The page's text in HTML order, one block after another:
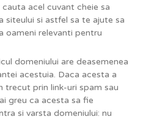
acel cuvant cheie sa
siteului si astfel sa te ajute sa
oameni relevanti pentru
domeniului are deasemenea
acestuia. Daca acesta a
trecut prin link-uri spam sau
greu ca acesta sa fie
si varsta domeniului: nu